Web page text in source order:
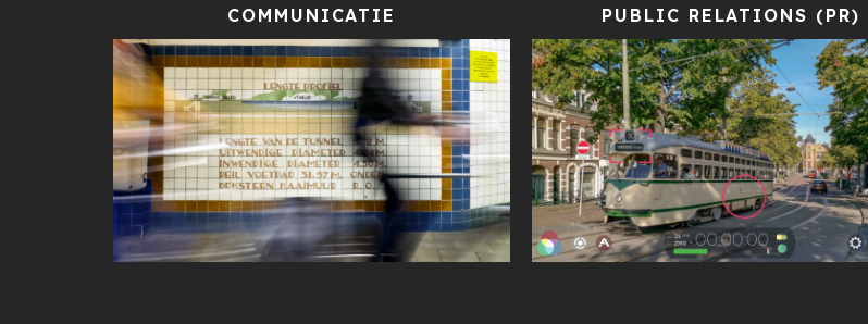
COMMUNICATIE PUBLIC RELATIONS (PR)